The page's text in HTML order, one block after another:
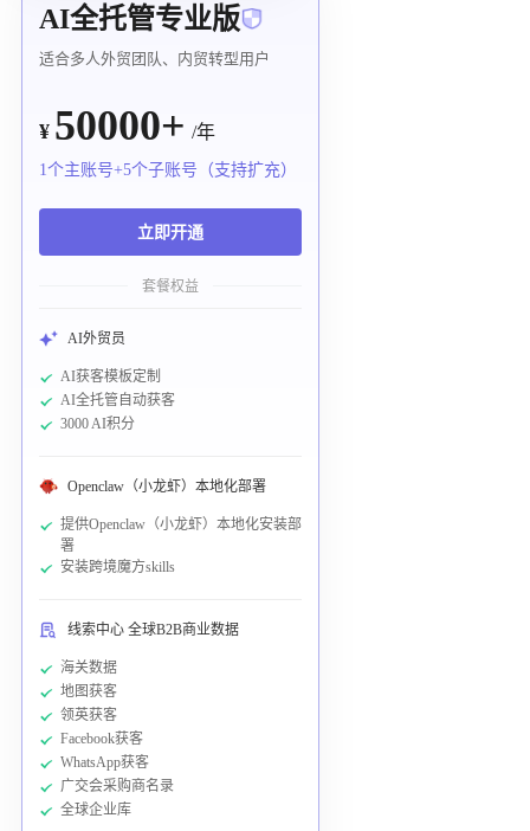
AI全托管专业版
适合多人外贸团队、内贸转型用户
¥ 50000+ /年
1个主账号+5个子账号（支持扩充）
立即开通
套餐权益
AI外贸员
AI获客模板定制
AI全托管自动获客
3000 AI积分
Openclaw（小龙虾）本地化部署
提供Openclaw（小龙虾）本地化安装部
署
安装跨境魔方skills
线索中心 全球B2B商业数据
海关数据
地图获客
领英获客
Facebook获客
WhatsApp获客
广交会采购商名录
全球企业库